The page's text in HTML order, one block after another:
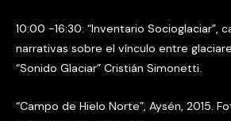
10:00 -16:30: “Inventario Socioglaciar”,
narrativas sobre el vínculo entre
“Sonido Glaciar” Cristián Simonetti.
“Campo de Hielo Norte”, Aysén, 2015.